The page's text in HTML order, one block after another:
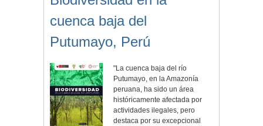
cuenca baja del
Putumayo, Perú
"La cuenca baja del río
Putumayo, en la Amazonía
peruana, ha sido un área
históricamente afectada por
actividades ilegales, pero
destaca por su excepcional